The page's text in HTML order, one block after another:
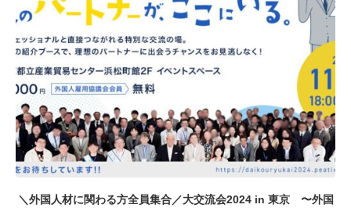
＼外国人材に関わる方全員集合／大交流会2024 in 東京 〜外国